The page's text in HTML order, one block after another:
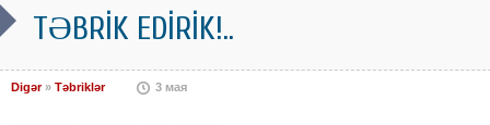
TƏBRİK EDİRİK!..
Digər» Təbriklər 3 мая